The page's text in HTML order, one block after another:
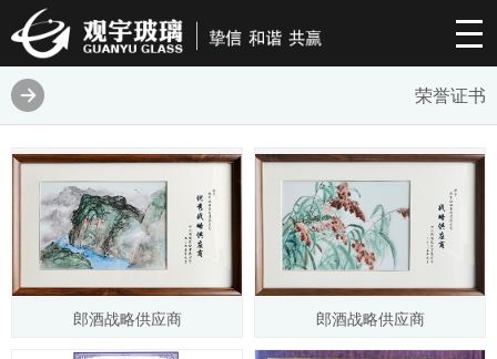
荣誉证书
郎酒战略供应商 郎酒战略供应商